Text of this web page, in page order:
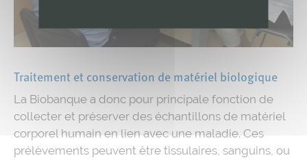
Traitement et conservation de matériel biologique
La Biobanque a donc pour principale fonction de
collecter et préserver des échantillons de matériel
corporel humain en lien avec une maladie. Ces
prélèvements peuvent être tissulaires, sanguins, ou